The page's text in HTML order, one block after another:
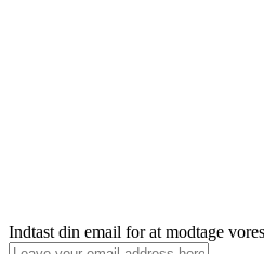
Indtast din email for at modtage